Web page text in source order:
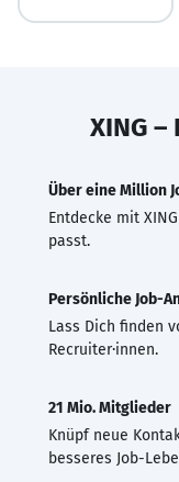
XING
Über eine Million
Entdecke mit
passt.
Persönliche Job-
Lass Dich finden
Recruiter·innen.
21 Mio. Mitglieder
Knüpf neue
besseres Job-